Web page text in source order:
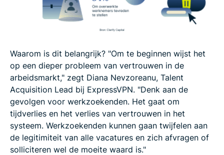
Waarom is dit belangrijk? "Om te beginnen wijst het
op een dieper probleem van vertrouwen in de
arbeidsmarkt," zegt Diana Nevzoreanu, Talent
Acquisition Lead bij ExpressVPN. "Denk aan de
gevolgen voor werkzoekenden. Het gaat om
tijdverlies en het verlies van vertrouwen in het
systeem. Werkzoekenden kunnen gaan twijfelen aan
de legitimiteit van alle vacatures en zich afvragen of
solliciteren wel de moeite waard is."